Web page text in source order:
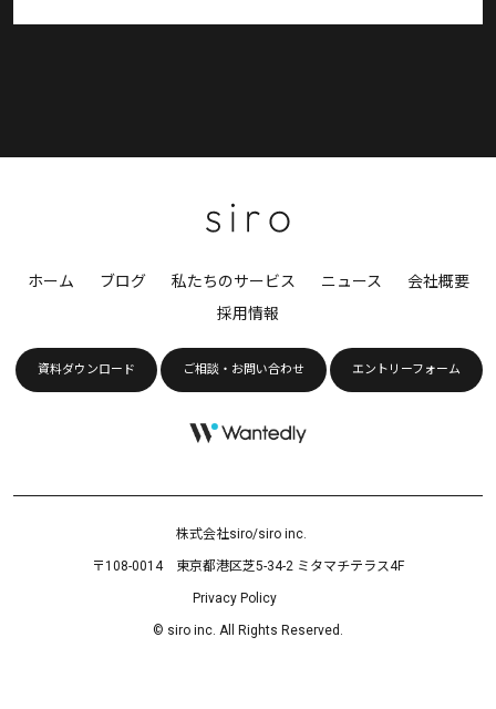
ホーム ブログ 私たちのサービス ニュース
会社概要
採用情報
資料ダウンロード ご相談・お問い合わせ エントリーフォーム
株式会社siro/siro inc.
〒108-0014 東京都港区芝5-34-2 ミタマチテラス4F
Privacy Policy
© siro inc. All Rights Reserved.